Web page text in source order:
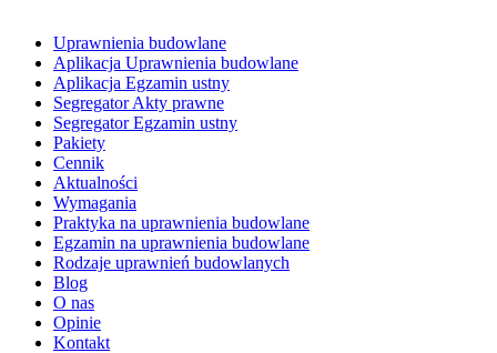
Uprawnienia budowlane
Aplikacja Uprawnienia budowlane
Aplikacja Egzamin ustny
Segregator Akty prawne
Segregator Egzamin ustny
Pakiety
Cennik
Aktualności
Wymagania
Praktyka na uprawnienia budowlane
Egzamin na uprawnienia budowlane
Rodzaje uprawnień budowlanych
Blog
O nas
Opinie
Kontakt